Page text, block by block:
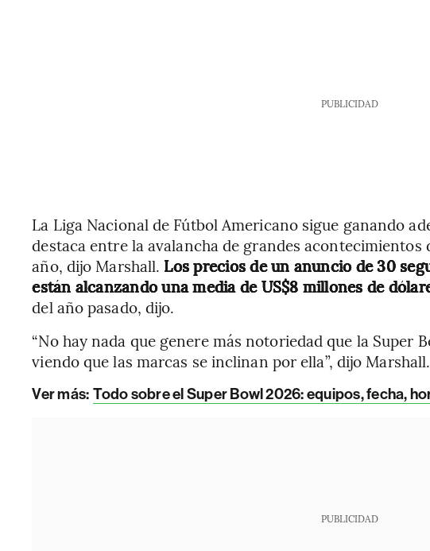
PUBLICIDAD
La Liga Nacional de Fútbol Americano sigue ganando
destaca entre la avalancha de grandes acontecimientos
año, dijo Marshall. Los precios de un anuncio de 30
están alcanzando una media de US$8 millones de
del año pasado, dijo.
“No hay nada que genere más notoriedad que la Super
viendo que las marcas se inclinan por ella”, dijo Marshall.
Ver más: Todo sobre el Super Bowl 2026: equipos, fecha,
PUBLICIDAD